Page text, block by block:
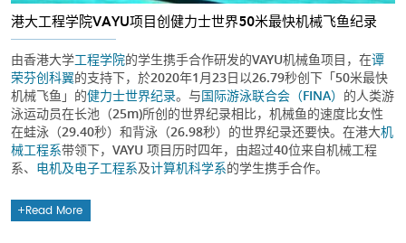
港大工程学院VAYU项目创健力士世界50米最快机械飞鱼纪录
由香港大学工程学院的学生携手合作研发的VAYU机械鱼项目，在谭
荣芬创科翼的支持下，於2020年1月23日以26.79秒创下「50米最快
机械飞鱼」的健力士世界纪录。与国际游泳联合会（FINA） 的人类游
泳运动员在长池（25m)所创的世界纪录相比，机械鱼的速度比女性
在蛙泳（29.40秒）和背泳（26.98秒）的世界纪录还要快。在港大机
械工程系带领下，VAYU 项目历时四年，由超过40位来自机械工程
系、 电机及电子工程系及计算机科学系的学生携手合作。
Read More